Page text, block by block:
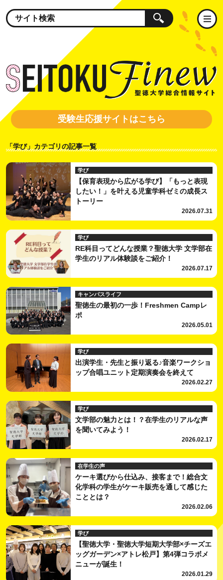
受験生応援サイトはこちら
「学び」カテゴリの記事一覧
学び
【保育表現から広がる学び】「もっと表現
したい！」を叶える児童学科ゼミの成長ス
トーリー
2026.07.31
学び
RE科目ってどんな授業？聖徳大学 文学部在
学生のリアル体験談をご紹介！
2026.07.17
キャンパスライフ
聖徳生の最初の一歩！Freshmen Campレ
ポ
2026.05.01
学び
出演学生・先生と振り返る♪音楽ワークショ
ップ合唱ユニット定期演奏会を終えて
2026.02.27
学び
文学部の魅力とは！？在学生のリアルな声
を聞いてみよう！
2026.02.17
在学生の声
ケーキ選びから仕込み、接客まで！総合文
化学科の学生がケーキ販売を通して感じた
こととは？
2026.02.06
学び
【聖徳大学・聖徳大学短期大学部×チーズエ
ッグガーデン×アトレ松戸】第4弾コラボメ
ニューが誕生！
2026.01.29